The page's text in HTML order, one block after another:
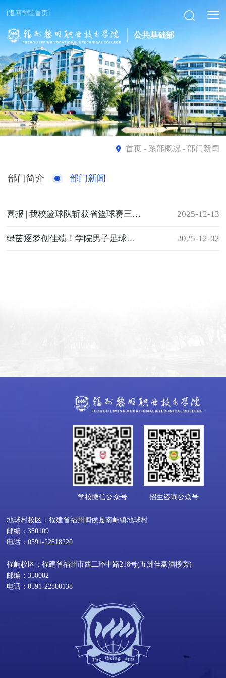
[返回学院首页]
公共基础部
首页- 系部概况 - 部门新闻
部门简介 部门新闻
喜报 | 我校篮球队斩获省篮球赛三等奖 2025-12-13
绿茵逐梦创佳绩！学院男子足球队首进省赛八强斩获双奖 2025-12-02
学校微信公众号 招生咨询公众号
地球村校区：福建省福州闽侯县南屿镇地球村
邮编：350109
电话：0591-22818220
福屿校区：福建省福州市西二环中路218号(五洲佳豪酒楼旁)
邮编：350002
电话：0591-22800138